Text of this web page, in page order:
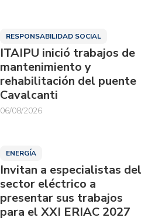
RESPONSABILIDAD SOCIAL
ITAIPU inició trabajos de
mantenimiento y
rehabilitación del puente
Cavalcanti
06/08/2026
ENERGÍA
Invitan a especialistas del
sector eléctrico a
presentar sus trabajos
para el XXI ERIAC 2027